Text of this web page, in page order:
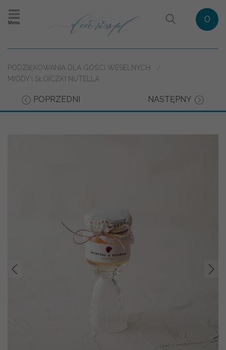
Menu 0
PODZIĘKOWANIA DLA GOŚCI WESELNYCH
MIODY I SŁOICZKI NUTELLA
POPRZEDNI NASTĘPNY
Prev